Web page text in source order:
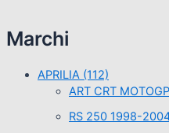
Marchi
APRILIA (112)
ART CRT MOTOGP
RS 250 1998-